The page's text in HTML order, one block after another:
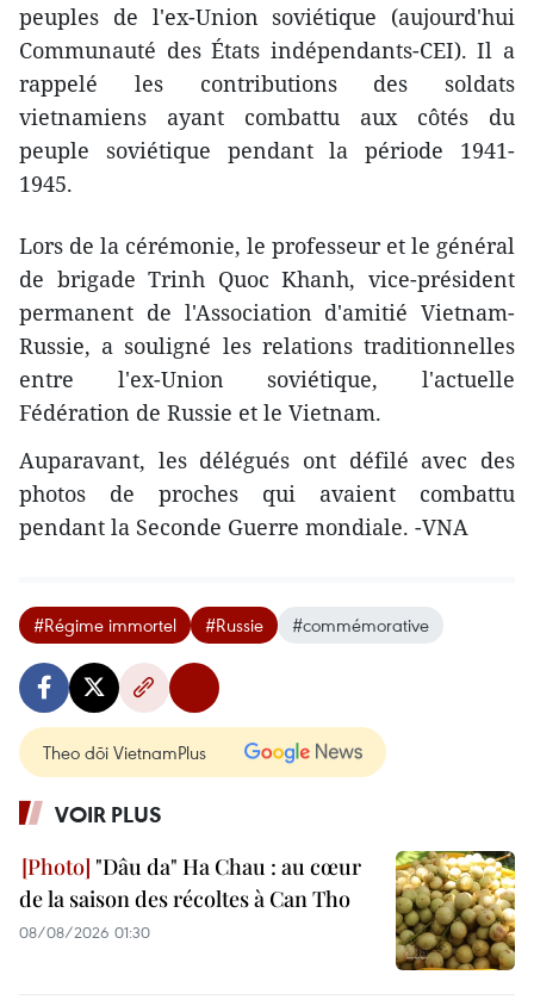
peuples de l'ex-Union soviétique (aujourd'hui
Communauté des États indépendants-CEI). Il a
rappelé les contributions des soldats
vietnamiens ayant combattu aux côtés du
peuple soviétique pendant la période 1941-
1945.
Lors de la cérémonie, le professeur et le général
de brigade Trinh Quoc Khanh, vice-président
permanent de l'Association d'amitié Vietnam-
Russie, a souligné les relations traditionnelles
entre l'ex-Union soviétique, l'actuelle
Fédération de Russie et le Vietnam.
Auparavant, les délégués ont défilé avec des
photos de proches qui avaient combattu
pendant la Seconde Guerre mondiale. -VNA
#Régime immortel #Russie #commémorative
Theo dõi VietnamPlus
VOIR PLUS
"Dâu da" Ha Chau : au cœur
de la saison des récoltes à Can Tho
08/08/2026 01:30